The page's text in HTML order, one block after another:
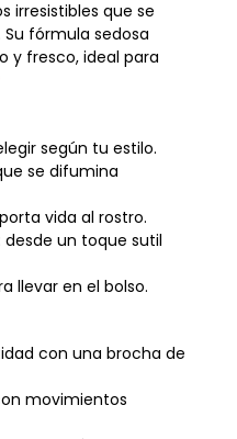
irresistibles que se
fórmula sedosa
y fresco, ideal para
según tu estilo.
se difumina
vida al rostro.
un toque sutil
llevar en el bolso.
con una brocha de
movimientos